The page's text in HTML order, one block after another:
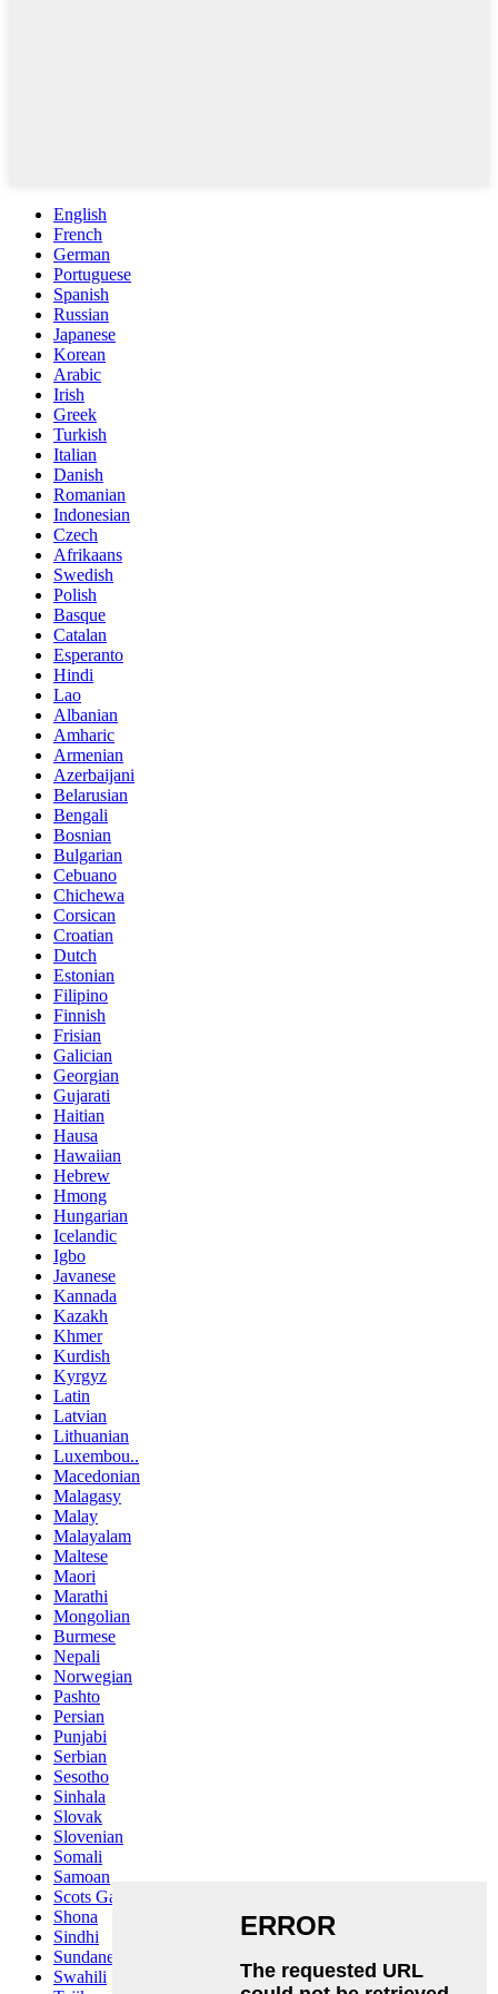
English
French
German
Portuguese
Spanish
Russian
Japanese
Korean
Arabic
Irish
Greek
Turkish
Italian
Danish
Romanian
Indonesian
Czech
Afrikaans
Swedish
Polish
Basque
Catalan
Esperanto
Hindi
Lao
Albanian
Amharic
Armenian
Azerbaijani
Belarusian
Bengali
Bosnian
Bulgarian
Cebuano
Chichewa
Corsican
Croatian
Dutch
Estonian
Filipino
Finnish
Frisian
Galician
Georgian
Gujarati
Haitian
Hausa
Hawaiian
Hebrew
Hmong
Hungarian
Icelandic
Igbo
Javanese
Kannada
Kazakh
Khmer
Kurdish
Kyrgyz
Latin
Latvian
Lithuanian
Luxembou..
Macedonian
Malagasy
Malay
Malayalam
Maltese
Maori
Marathi
Mongolian
Burmese
Nepali
Norwegian
Pashto
Persian
Punjabi
Serbian
Sesotho
Sinhala
Slovak
Slovenian
Somali
Samoan
Scots Gaelic
Shona
Sindhi
Sundanese
Swahili